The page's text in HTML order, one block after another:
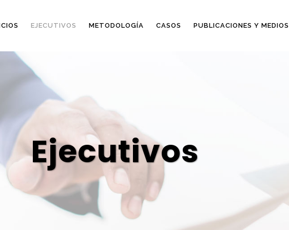
EJECUTIVOS METODOLOGÍA CASOS PUBLICACIONES Y MEDIOS
Ejecutivos